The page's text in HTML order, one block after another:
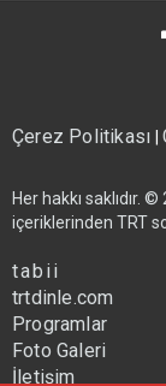
Çerez Politikası|
Her hakkı saklıdır.
içeriklerinden TRT
tabii
trtdinle.com
Programlar
Foto Galeri
İletişim